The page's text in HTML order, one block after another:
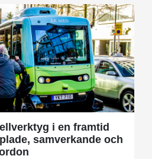
i en framtid
samverkande och